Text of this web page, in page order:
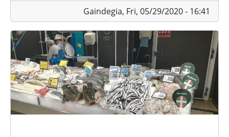
Gaindegia, Fri, 05/29/2020 - 16:41